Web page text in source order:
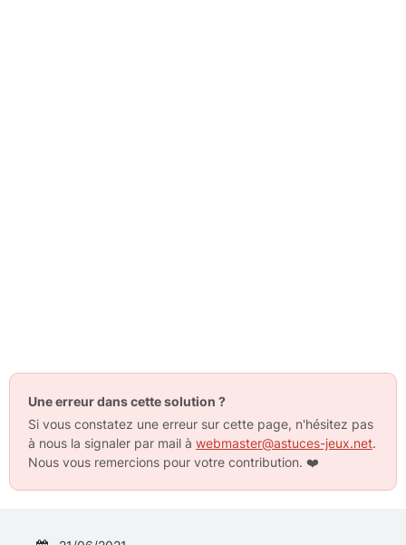
Une erreur dans cette solution ?
Si vous constatez une erreur sur cette page, n'hésitez pas
à nous la signaler par mail à webmaster@astuces-jeux.net.
Nous vous remercions pour votre contribution. ❤️